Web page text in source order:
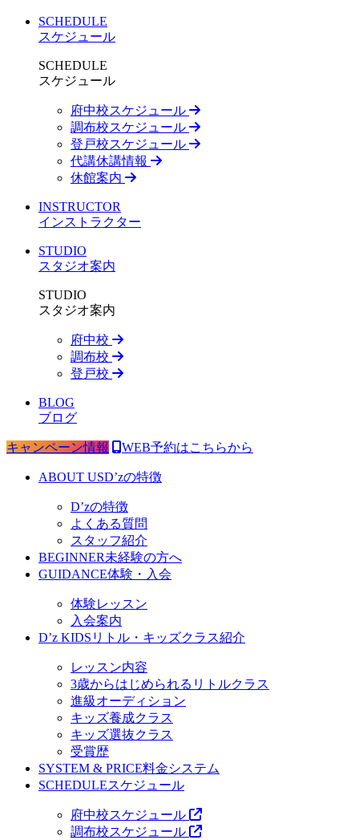
SCHEDULE
スケジュール
SCHEDULE
スケジュール
府中校スケジュール
調布校スケジュール
登戸校スケジュール
代講休講情報
休館案内
INSTRUCTOR
インストラクター
STUDIO
スタジオ案内
STUDIO
スタジオ案内
府中校
調布校
登戸校
BLOG
ブログ
キャンペーン情報 WEB予約はこちらから
ABOUT USD’zの特徴
D’zの特徴
よくある質問
スタッフ紹介
BEGINNER未経験の方へ
GUIDANCE体験・入会
体験レッスン
入会案内
D’z KIDS リトル・キッズクラス紹介
レッスン内容
3歳からはじめられるリトルクラス
進級オーディション
キッズ養成クラス
キッズ選抜クラス
受賞歴
SYSTEM & PRICE料金システム
SCHEDULEスケジュール
府中校スケジュール
調布校スケジュール